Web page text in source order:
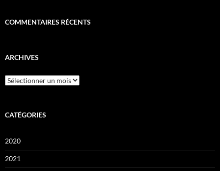
COMMENTAIRES RÉCENTS
ARCHIVES
Archives
CATÉGORIES
2020
2021